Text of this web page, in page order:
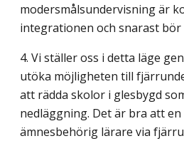
modersmålsundervisning är
integrationen och snarast bör
4. Vi ställer oss i detta läge
utöka möjligheten till
att rädda skolor i glesbygd
nedläggning. Det är bra att
ämnesbehörig lärare via